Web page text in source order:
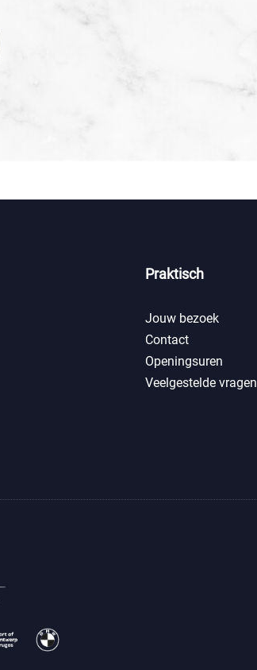
Praktisch
Jouw bezoek
Contact
Openingsuren
Veelgestelde vragen